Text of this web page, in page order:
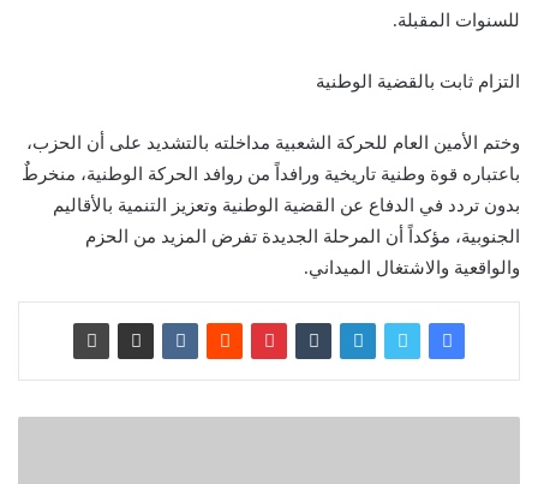
للسنوات المقبلة.
التزام ثابت بالقضية الوطنية
وختم الأمين العام للحركة الشعبية مداخلته بالتشديد على أن الحزب،
باعتباره قوة وطنية تاريخية ورافداً من روافد الحركة الوطنية، منخرطٌ
بدون تردد في الدفاع عن القضية الوطنية وتعزيز التنمية بالأقاليم
الجنوبية، مؤكداً أن المرحلة الجديدة تفرض المزيد من الحزم
والواقعية والاشتغال الميداني.